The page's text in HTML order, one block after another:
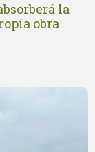
la
obra